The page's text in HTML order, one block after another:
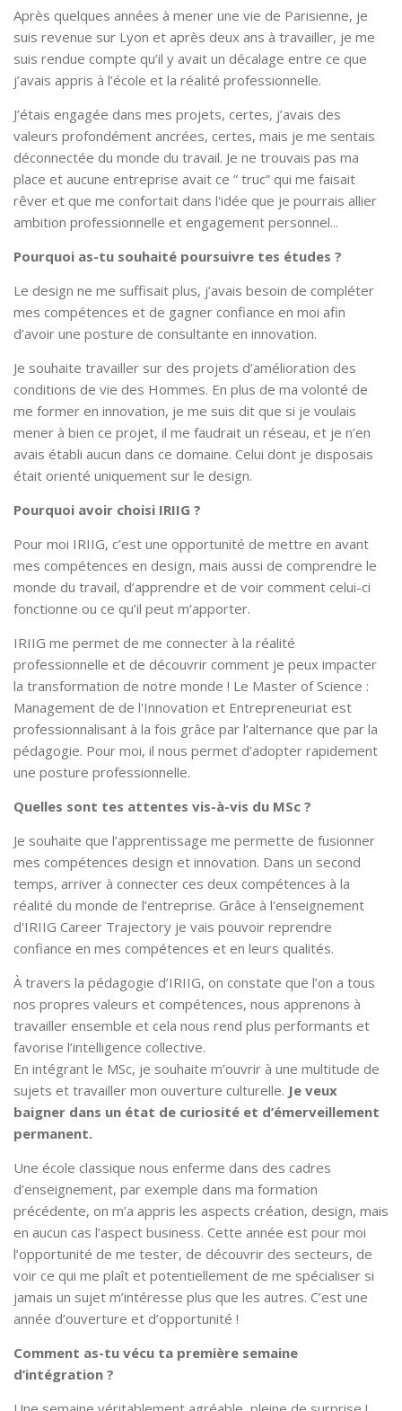
Après quelques années à mener une vie de Parisienne, je
suis revenue sur Lyon et après deux ans à travailler, je me
suis rendue compte qu’il y avait un décalage entre ce que
j’avais appris à l’école et la réalité professionnelle.
J’étais engagée dans mes projets, certes, j’avais des
valeurs profondément ancrées, certes, mais je me sentais
déconnectée du monde du travail. Je ne trouvais pas ma
place et aucune entreprise avait ce ” truc” qui me faisait
rêver et que me confortait dans l'idée que je pourrais allier
ambition professionnelle et engagement personnel...
Pourquoi as-tu souhaité poursuivre tes études ?
Le design ne me suffisait plus, j’avais besoin de compléter
mes compétences et de gagner confiance en moi afin
d’avoir une posture de consultante en innovation.
Je souhaite travailler sur des projets d’amélioration des
conditions de vie des Hommes. En plus de ma volonté de
me former en innovation, je me suis dit que si je voulais
mener à bien ce projet, il me faudrait un réseau, et je n’en
avais établi aucun dans ce domaine. Celui dont je disposais
était orienté uniquement sur le design.
Pourquoi avoir choisi IRIIG ?
Pour moi IRIIG, c’est une opportunité de mettre en avant
mes compétences en design, mais aussi de comprendre le
monde du travail, d’apprendre et de voir comment celui-ci
fonctionne ou ce qu’il peut m’apporter.
IRIIG me permet de me connecter à la réalité
professionnelle et de découvrir comment je peux impacter
la transformation de notre monde ! Le Master of Science :
Management de de l'Innovation et Entrepreneuriat est
professionnalisant à la fois grâce par l’alternance que par la
pédagogie. Pour moi, il nous permet d’adopter rapidement
une posture professionnelle.
Quelles sont tes attentes vis-à-vis du MSc ?
Je souhaite que l’apprentissage me permette de fusionner
mes compétences design et innovation. Dans un second
temps, arriver à connecter ces deux compétences à la
réalité du monde de l’entreprise. Grâce à l'enseignement
d'IRIIG Career Trajectory je vais pouvoir reprendre
confiance en mes compétences et en leurs qualités.
À travers la pédagogie d’IRIIG, on constate que l’on a tous
nos propres valeurs et compétences, nous apprenons à
travailler ensemble et cela nous rend plus performants et
favorise l’intelligence collective.
En intégrant le MSc, je souhaite m’ouvrir à une multitude de
sujets et travailler mon ouverture culturelle. Je veux
baigner dans un état de curiosité et d’émerveillement
permanent.
Une école classique nous enferme dans des cadres
d’enseignement, par exemple dans ma formation
précédente, on m’a appris les aspects création, design, mais
en aucun cas l’aspect business. Cette année est pour moi
l’opportunité de me tester, de découvrir des secteurs, de
voir ce qui me plaît et potentiellement de me spécialiser si
jamais un sujet m’intéresse plus que les autres. C’est une
année d’ouverture et d’opportunité !
Comment as-tu vécu ta première semaine
d’intégration ?